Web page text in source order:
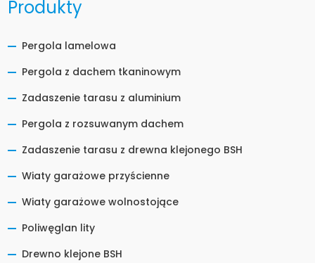
Produkty
Pergola lamelowa
Pergola z dachem tkaninowym
Zadaszenie tarasu z aluminium
Pergola z rozsuwanym dachem
Zadaszenie tarasu z drewna klejonego BSH
Wiaty garażowe przyścienne
Wiaty garażowe wolnostojące
Poliwęglan lity
Drewno klejone BSH